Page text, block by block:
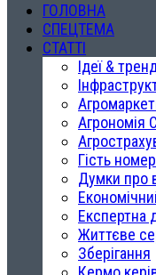
ГОЛОВНА
СПЕЦТЕМА
СТАТТІ
Ідеї &
Агрономія
Гість
Думки про
Експертна
Життєве
Зберігання